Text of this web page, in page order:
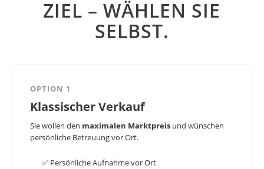
ZIEL – WÄHLEN SIE
SELBST.
OPTION 1
Klassischer Verkauf
Sie wollen den maximalen Marktpreisund wünschen
persönliche Betreuung vor Ort.
✅ Persönliche Aufnahme vor Ort